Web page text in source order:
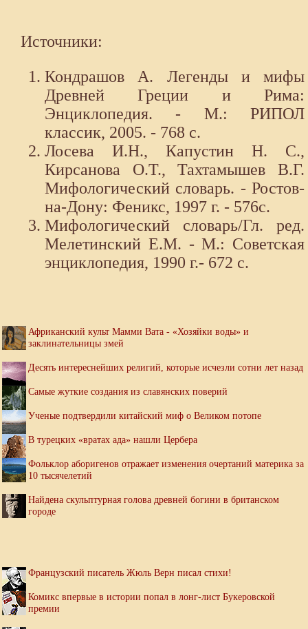
Источники:
Кондрашов А. Легенды и мифы
Древней Греции и Рима:
Энциклопедия. - М.: РИПОЛ
классик, 2005. - 768 с.
Лосева И.Н., Капустин Н. С.,
Кирсанова О.Т., Тахтамышев В.Г.
Мифологический словарь. - Ростов-
на-Дону: Феникс, 1997 г. - 576с.
Мифологический словарь/Гл. ред.
Мелетинский Е.М. - М.: Советская
энциклопедия, 1990 г.- 672 с.
Африканский культ Мамми Вата - «Хозяйки воды» и
заклинательницы змей
Десять интереснейших религий, которые исчезли сотни лет назад
Самые жуткие создания из славянских поверий
Ученые подтвердили китайский миф о Великом потопе
В турецких «вратах ада» нашли Цербера
Фольклор аборигенов отражает изменения очертаний материка за
10 тысячелетий
Найдена скульптурная голова древней богини в британском
городе
Французский писатель Жюль Верн писал стихи!
Комикс впервые в истории попал в лонг-лист Букеровской
премии